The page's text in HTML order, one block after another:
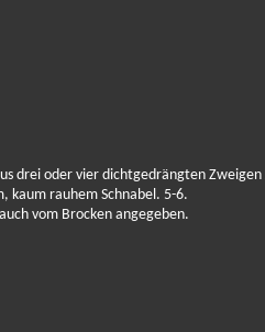
drei oder vier dichtgedrängten
kaum rauhem Schnabel. 5-6.
vom Brocken angegeben.